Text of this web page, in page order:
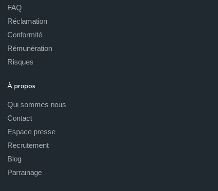
FAQ
Réclamation
Conformité
Rémunération
Risques
À propos
Qui sommes nous
Contact
Espace presse
Recrutement
Blog
Parrainage